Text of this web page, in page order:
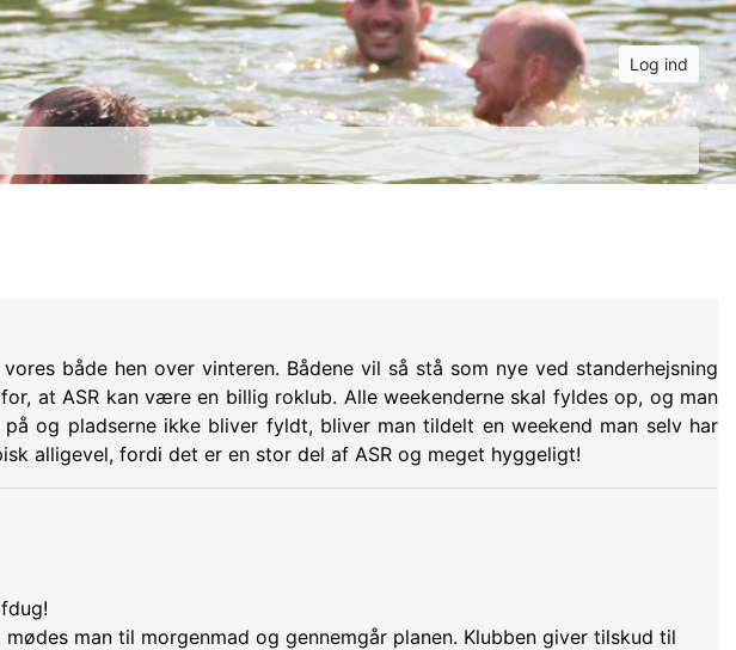
Log ind
både hen over vinteren. Bådene vil så stå som nye ved standerhejsning
at ASR kan være en billig roklub. Alle weekenderne skal fyldes op, og man
og pladserne ikke bliver fyldt, bliver man tildelt en weekend man selv har
alligevel, fordi det er en stor del af ASR og meget hyggeligt!
man til morgenmad og gennemgår planen. Klubben giver tilskud til